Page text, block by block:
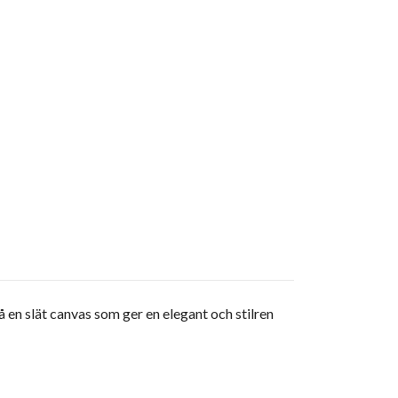
slät canvas som ger en elegant och stilren